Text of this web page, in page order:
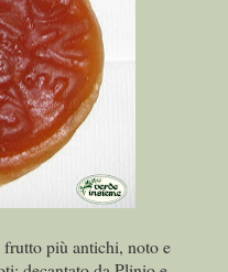
più antichi, noto e